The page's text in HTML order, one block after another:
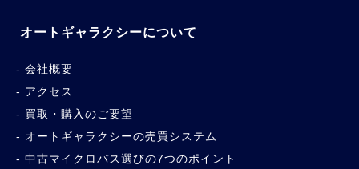
オートギャラクシーについて
会社概要
アクセス
買取・購入のご要望
オートギャラクシーの売買システム
中古マイクロバス選びの7つのポイント